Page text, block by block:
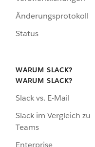
Änderungsprotokoll
Status
WARUM SLACK?
WARUM SLACK?
Slack vs. E-Mail
Slack im Vergleich zu
Teams
Enterprise